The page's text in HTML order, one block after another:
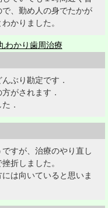
、勤め人の身でたかが
かりました。
わかり歯周治療
ぶり勘定です．
がされます．
．
すが、治療のやり直し
折しました。
は向いていると思いま